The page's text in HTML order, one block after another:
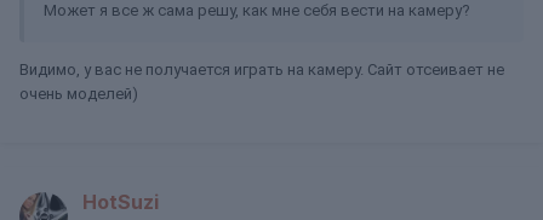
Может я все ж сама решу, как мне себя вести на камеру?
Видимо, у вас не получается играть на камеру. Сайт отсеивает не
очень моделей)
HotSuzi